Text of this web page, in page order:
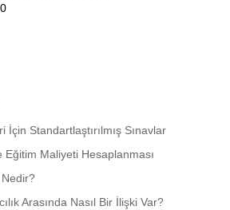
İçin Standartlaştırılmış Sınavlar
Eğitim Maliyeti Hesaplanması
Nedir?
Arasında Nasıl Bir İlişki Var?